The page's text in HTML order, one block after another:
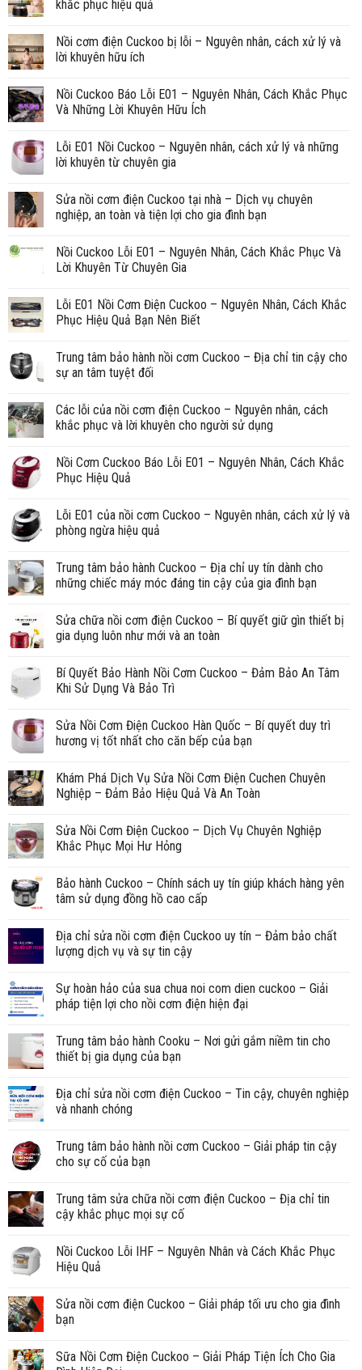
khắc phục hiệu quả
Nồi cơm điện Cuckoo bị lỗi – Nguyên nhân, cách xử lý và
lời khuyên hữu ích
Nồi Cuckoo Báo Lỗi E01 – Nguyên Nhân, Cách Khắc Phục
Và Những Lời Khuyên Hữu Ích
Lỗi E01 Nồi Cuckoo – Nguyên nhân, cách xử lý và những
lời khuyên từ chuyên gia
Sửa nồi cơm điện Cuckoo tại nhà – Dịch vụ chuyên
nghiệp, an toàn và tiện lợi cho gia đình bạn
Nồi Cuckoo Lỗi E01 – Nguyên Nhân, Cách Khắc Phục Và
Lời Khuyên Từ Chuyên Gia
Lỗi E01 Nồi Cơm Điện Cuckoo – Nguyên Nhân, Cách Khắc
Phục Hiệu Quả Bạn Nên Biết
Trung tâm bảo hành nồi cơm Cuckoo – Địa chỉ tin cậy cho
sự an tâm tuyệt đối
Các lỗi của nồi cơm điện Cuckoo – Nguyên nhân, cách
khắc phục và lời khuyên cho người sử dụng
Nồi Cơm Cuckoo Báo Lỗi E01 – Nguyên Nhân, Cách Khắc
Phục Hiệu Quả
Lỗi E01 của nồi cơm Cuckoo – Nguyên nhân, cách xử lý và
phòng ngừa hiệu quả
Trung tâm bảo hành Cuckoo – Địa chỉ uy tín dành cho
những chiếc máy móc đáng tin cậy của gia đình bạn
Sửa chữa nồi cơm điện Cuckoo – Bí quyết giữ gìn thiết bị
gia dụng luôn như mới và an toàn
Bí Quyết Bảo Hành Nồi Cơm Cuckoo – Đảm Bảo An Tâm
Khi Sử Dụng Và Bảo Trì
Sửa Nồi Cơm Điện Cuckoo Hàn Quốc – Bí quyết duy trì
hương vị tốt nhất cho căn bếp của bạn
Khám Phá Dịch Vụ Sửa Nồi Cơm Điện Cuchen Chuyên
Nghiệp – Đảm Bảo Hiệu Quả Và An Toàn
Sửa Nồi Cơm Điện Cuckoo – Dịch Vụ Chuyên Nghiệp
Khắc Phục Mọi Hư Hỏng
Bảo hành Cuckoo – Chính sách uy tín giúp khách hàng yên
tâm sử dụng đồng hồ cao cấp
Địa chỉ sửa nồi cơm điện Cuckoo uy tín – Đảm bảo chất
lượng dịch vụ và sự tin cậy
Sự hoàn hảo của sua chua noi com dien cuckoo – Giải
pháp tiện lợi cho nồi cơm điện hiện đại
Trung tâm bảo hành Cooku – Nơi gửi gắm niềm tin cho
thiết bị gia dụng của bạn
Địa chỉ sửa nồi cơm điện Cuckoo – Tin cậy, chuyên nghiệp
và nhanh chóng
Trung tâm bảo hành nồi cơm Cuckoo – Giải pháp tin cậy
cho sự cố của bạn
Trung tâm sửa chữa nồi cơm điện Cuckoo – Địa chỉ tin
cậy khắc phục mọi sự cố
Nồi Cuckoo Lỗi IHF – Nguyên Nhân và Cách Khắc Phục
Hiệu Quả
Sửa nồi cơm điện Cuckoo – Giải pháp tối ưu cho gia đình
bạn
Sữa Nồi Cơm Điện Cuckoo – Giải Pháp Tiện Ích Cho Gia